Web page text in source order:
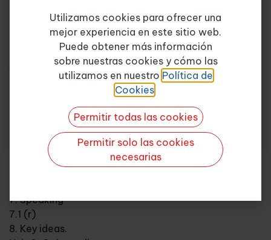
7. Speaking
7.1 sentence stress
8. Key ideas.
Unit 2. The Paradise
1. Do you remember these words?
4.1 Past modals
5. Listening
7. Speaking
7.1 (r)
8. Key ideas.
Quiero más info
Utilizamos cookies para ofrecer una
mejor experiencia en este sitio web.
Puede obtener más información
sobre nuestras cookies y cómo las
utilizamos en nuestro Política de
Cookies.
Permitir todas las cookies
Permitir solo las cookies
necesarias